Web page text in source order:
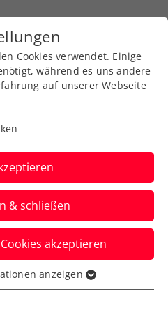
Kitzbühel
auf weitere
Lizenzhalter
/ Redaktion, 27.07.2025
Cookies verwendet. Einige
während es uns andere
auf unserer Webseite
& schließen
akzeptieren
für grundlegende
anzeigen